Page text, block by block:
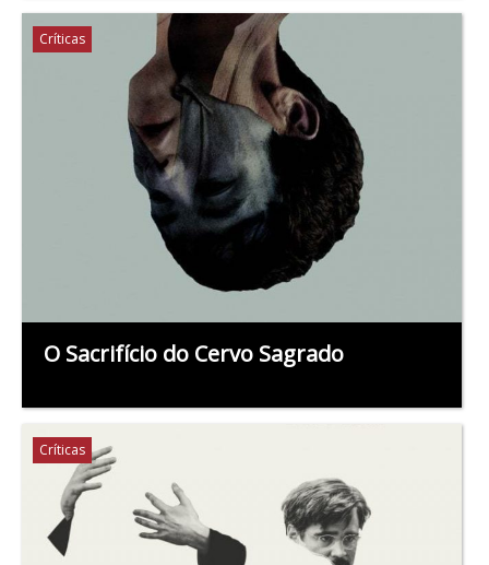
Críticas
O Sacrifício do Cervo Sagrado
Críticas